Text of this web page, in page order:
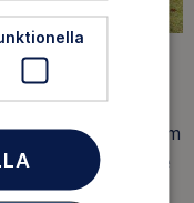
som möjligt
hälsoeffekter som
till vårt arbete